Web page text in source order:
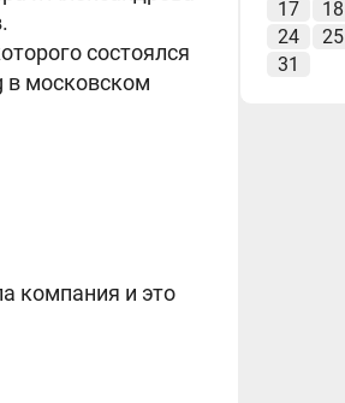
состоялся
в московском
компания и это
17
18
24
25
31